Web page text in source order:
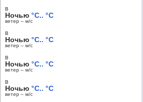
в
Ночью °C.. °C
ветер – м/c
в
Ночью °C.. °C
ветер – м/c
в
Ночью °C.. °C
ветер – м/c
в
Ночью °C.. °C
ветер – м/c